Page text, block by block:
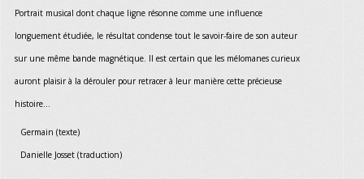
Portrait musical dont chaque ligne résonne comme une influence
longuement étudiée, le résultat condense tout le savoir-faire de son auteur
sur une même bande magnétique. Il est certain que les mélomanes curieux
auront plaisir à la dérouler pour retracer à leur manière cette précieuse
histoire...
Germain (texte)
Danielle Josset (traduction)